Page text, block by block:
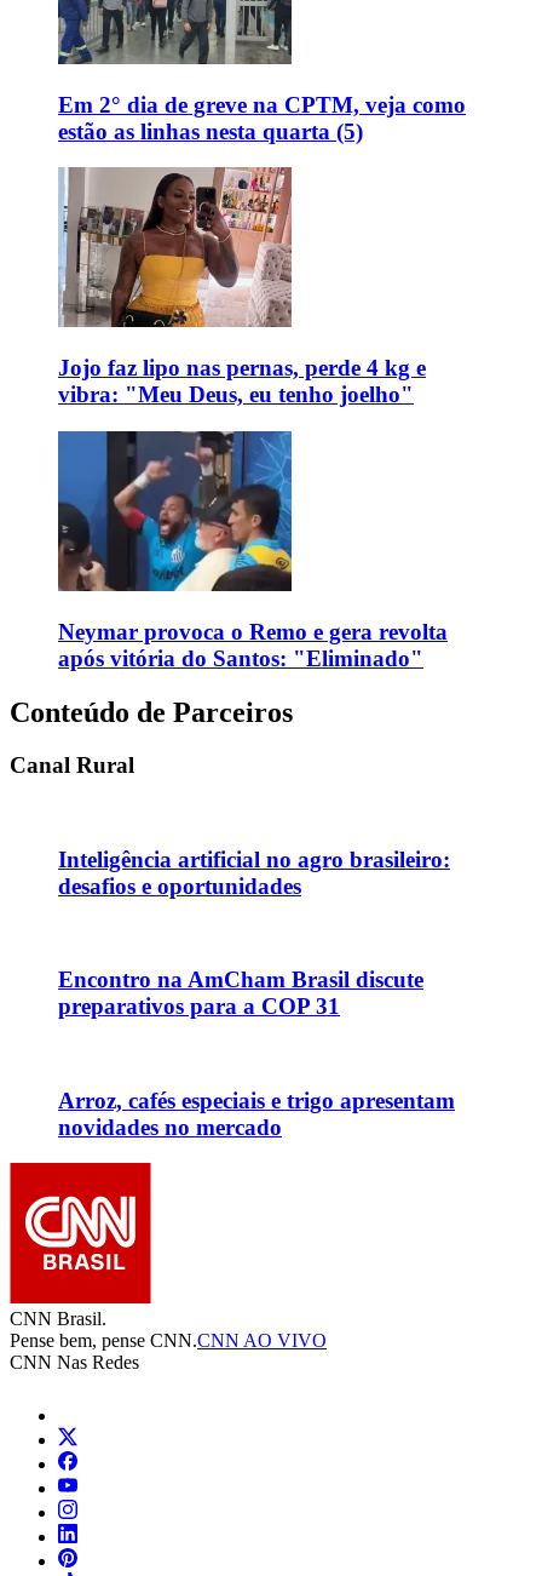
Em 2° dia de greve na CPTM, veja como
estão as linhas nesta quarta (5)
Jojo faz lipo nas pernas, perde 4 kg e
vibra: "Meu Deus, eu tenho joelho"
Neymar provoca o Remo e gera revolta
após vitória do Santos: "Eliminado"
Conteúdo de Parceiros
Canal Rural
Inteligência artificial no agro brasileiro:
desafios e oportunidades
Encontro na AmCham Brasil discute
preparativos para a COP 31
Arroz, cafés especiais e trigo apresentam
novidades no mercado
CNN Brasil.
Pense bem, pense CNN.CNN AO VIVO
CNN Nas Redes